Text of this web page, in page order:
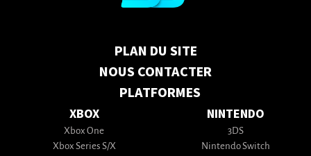
PLAN DU SITE
NOUS CONTACTER
PLATFORMES
XBOX
Xbox One
Xbox Series S/X
NINTENDO
3DS
Nintendo Switch